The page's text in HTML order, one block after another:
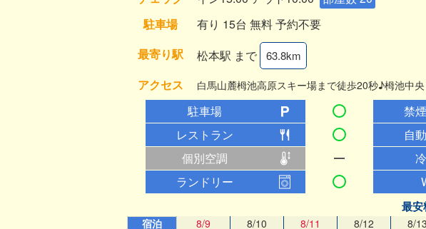
駐車場
有り 15台 無料 予約不要
最寄り駅
松本駅 まで 63.8km
アクセス 白馬山麓栂池高原スキー場まで徒歩20秒♪栂池中
駐車場
禁
レストラン
自
個別空調
ランドリー
最安
宿泊 8/9 8/10 8/11 8/12 8/13